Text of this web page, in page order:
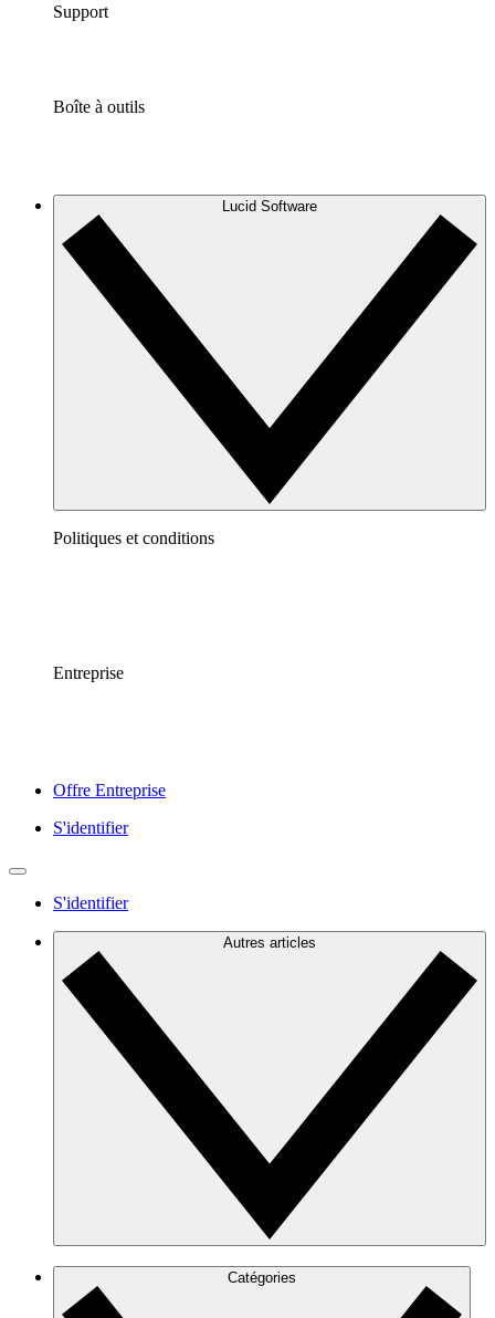
Support
Boîte à outils
Lucid Software
Politiques et conditions
Entreprise
Offre Entreprise
S'identifier
S'identifier
Autres articles
Catégories